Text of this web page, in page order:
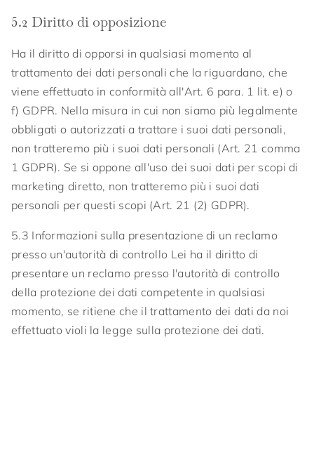
5.2 Diritto di opposizione
Ha il diritto di opporsi in qualsiasi momento al
trattamento dei dati personali che la riguardano, che
viene effettuato in conformità all'Art. 6 para. 1 lit. e) o
f) GDPR. Nella misura in cui non siamo più legalmente
obbligati o autorizzati a trattare i suoi dati personali,
non tratteremo più i suoi dati personali (Art. 21 comma
1 GDPR). Se si oppone all'uso dei suoi dati per scopi di
marketing diretto, non tratteremo più i suoi dati
personali per questi scopi (Art. 21 (2) GDPR).
5.3 Informazioni sulla presentazione di un reclamo
presso un'autorità di controllo Lei ha il diritto di
presentare un reclamo presso l'autorità di controllo
della protezione dei dati competente in qualsiasi
momento, se ritiene che il trattamento dei dati da noi
effettuato violi la legge sulla protezione dei dati.